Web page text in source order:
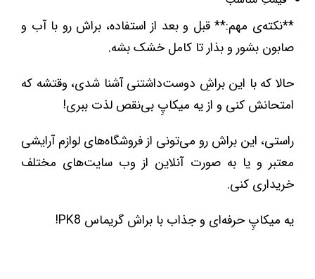
**نکته‌ی مهم:** قبل و بعد از استفاده، براش رو با آب و
صابون بشور و بذار تا کامل خشک بشه.
حالا که با این براشِ دوست‌داشتنی آشنا شدی، وقتشه که
امتحانش کنی و از یه میکاپِ بی‌نقص لذت ببری!
راستی، این براش رو می‌تونی از فروشگاه‌های لوازم آرایشی
معتبر و یا به صورت آنلاین از وب سایت‌های مختلف
خریداری کنی.
یه میکاپِ حرفه‌ای و جذاب با براش گریماس PK8!